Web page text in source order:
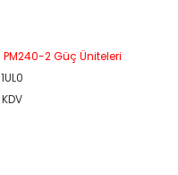
2 Güç Üniteleri